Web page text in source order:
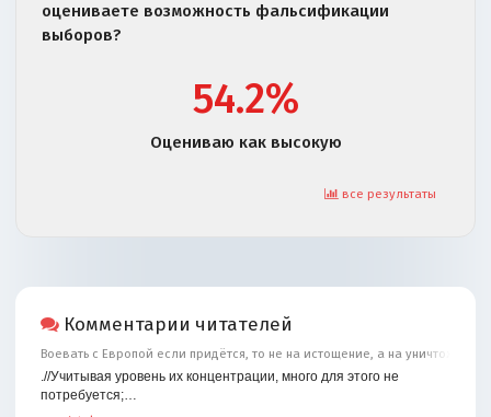
оцениваете возможность фальсификации
выборов?
54.2%
Оцениваю как высокую
все результаты
Комментарии читателей
Воевать с Европой если придётся, то не на истощение, а на уничтожение
.//Учитывая уровень их концентрации, много для этого не
потребуется;…